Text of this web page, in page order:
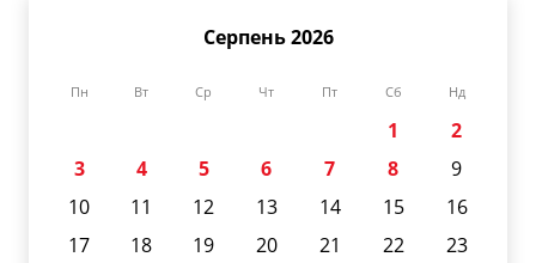
Серпень 2026
Пн Вт Ср Чт Пт Сб Нд
1
2
3
4 5 6 7 8
9
10
11 12 13 14 15
16
17
18 19 20 21 22
23